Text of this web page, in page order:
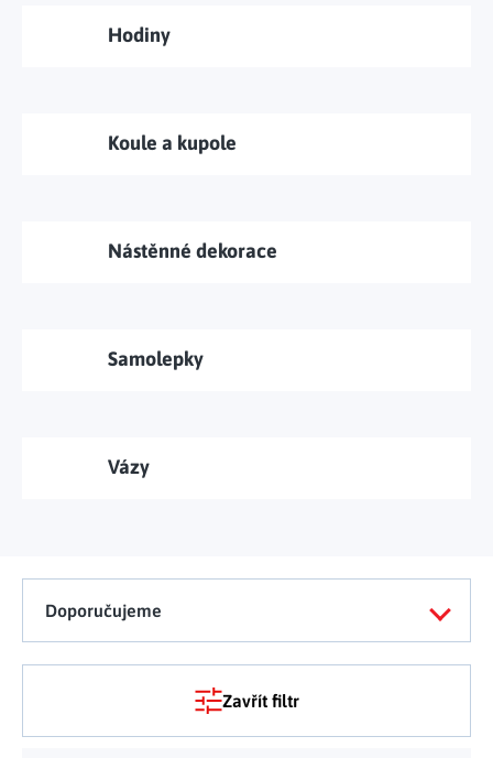
Doplňky
Venkovní osvětlení
Kreativní tvoření
Kempování
Vše pro zahradní párty
Jarní květinové kolekce
Hodiny
Koule a kupole
Nástěnné dekorace
Samolepky
Vázy
Doporučujeme
Zavřít filtr